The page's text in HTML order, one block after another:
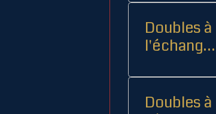
Doubles à
l'échange
Doubles à